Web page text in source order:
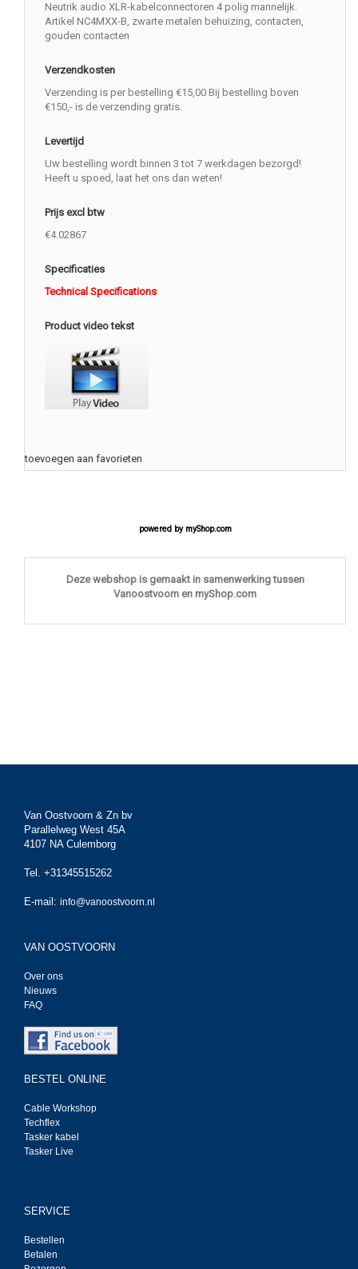
Neutrik audio XLR-kabelconnectoren 4 polig mannelijk.
Artikel NC4MXX-B, zwarte metalen behuizing, contacten,
gouden contacten
Verzendkosten
Verzending is per bestelling €15,00 Bij bestelling boven
€150,- is de verzending gratis.
Levertijd
Uw bestelling wordt binnen 3 tot 7 werkdagen bezorgd!
Heeft u spoed, laat het ons dan weten!
Prijs excl btw
€4.02867
Specificaties
Technical Specifications
Product video tekst
toevoegen aan favorieten
powered by myShop.com
Deze webshop is gemaakt in samenwerking tussen
Vanoostvoorn en myShop.com
Van Oostvoorn & Zn bv
Parallelweg West 45A
4107 NA Culemborg
Tel. +31345515262
E-mail: info@vanoostvoorn.nl
VAN OOSTVOORN
Over ons
Nieuws
FAQ
BESTEL ONLINE
Cable Workshop
Techflex
Tasker kabel
Tasker Live
SERVICE
Bestellen
Betalen